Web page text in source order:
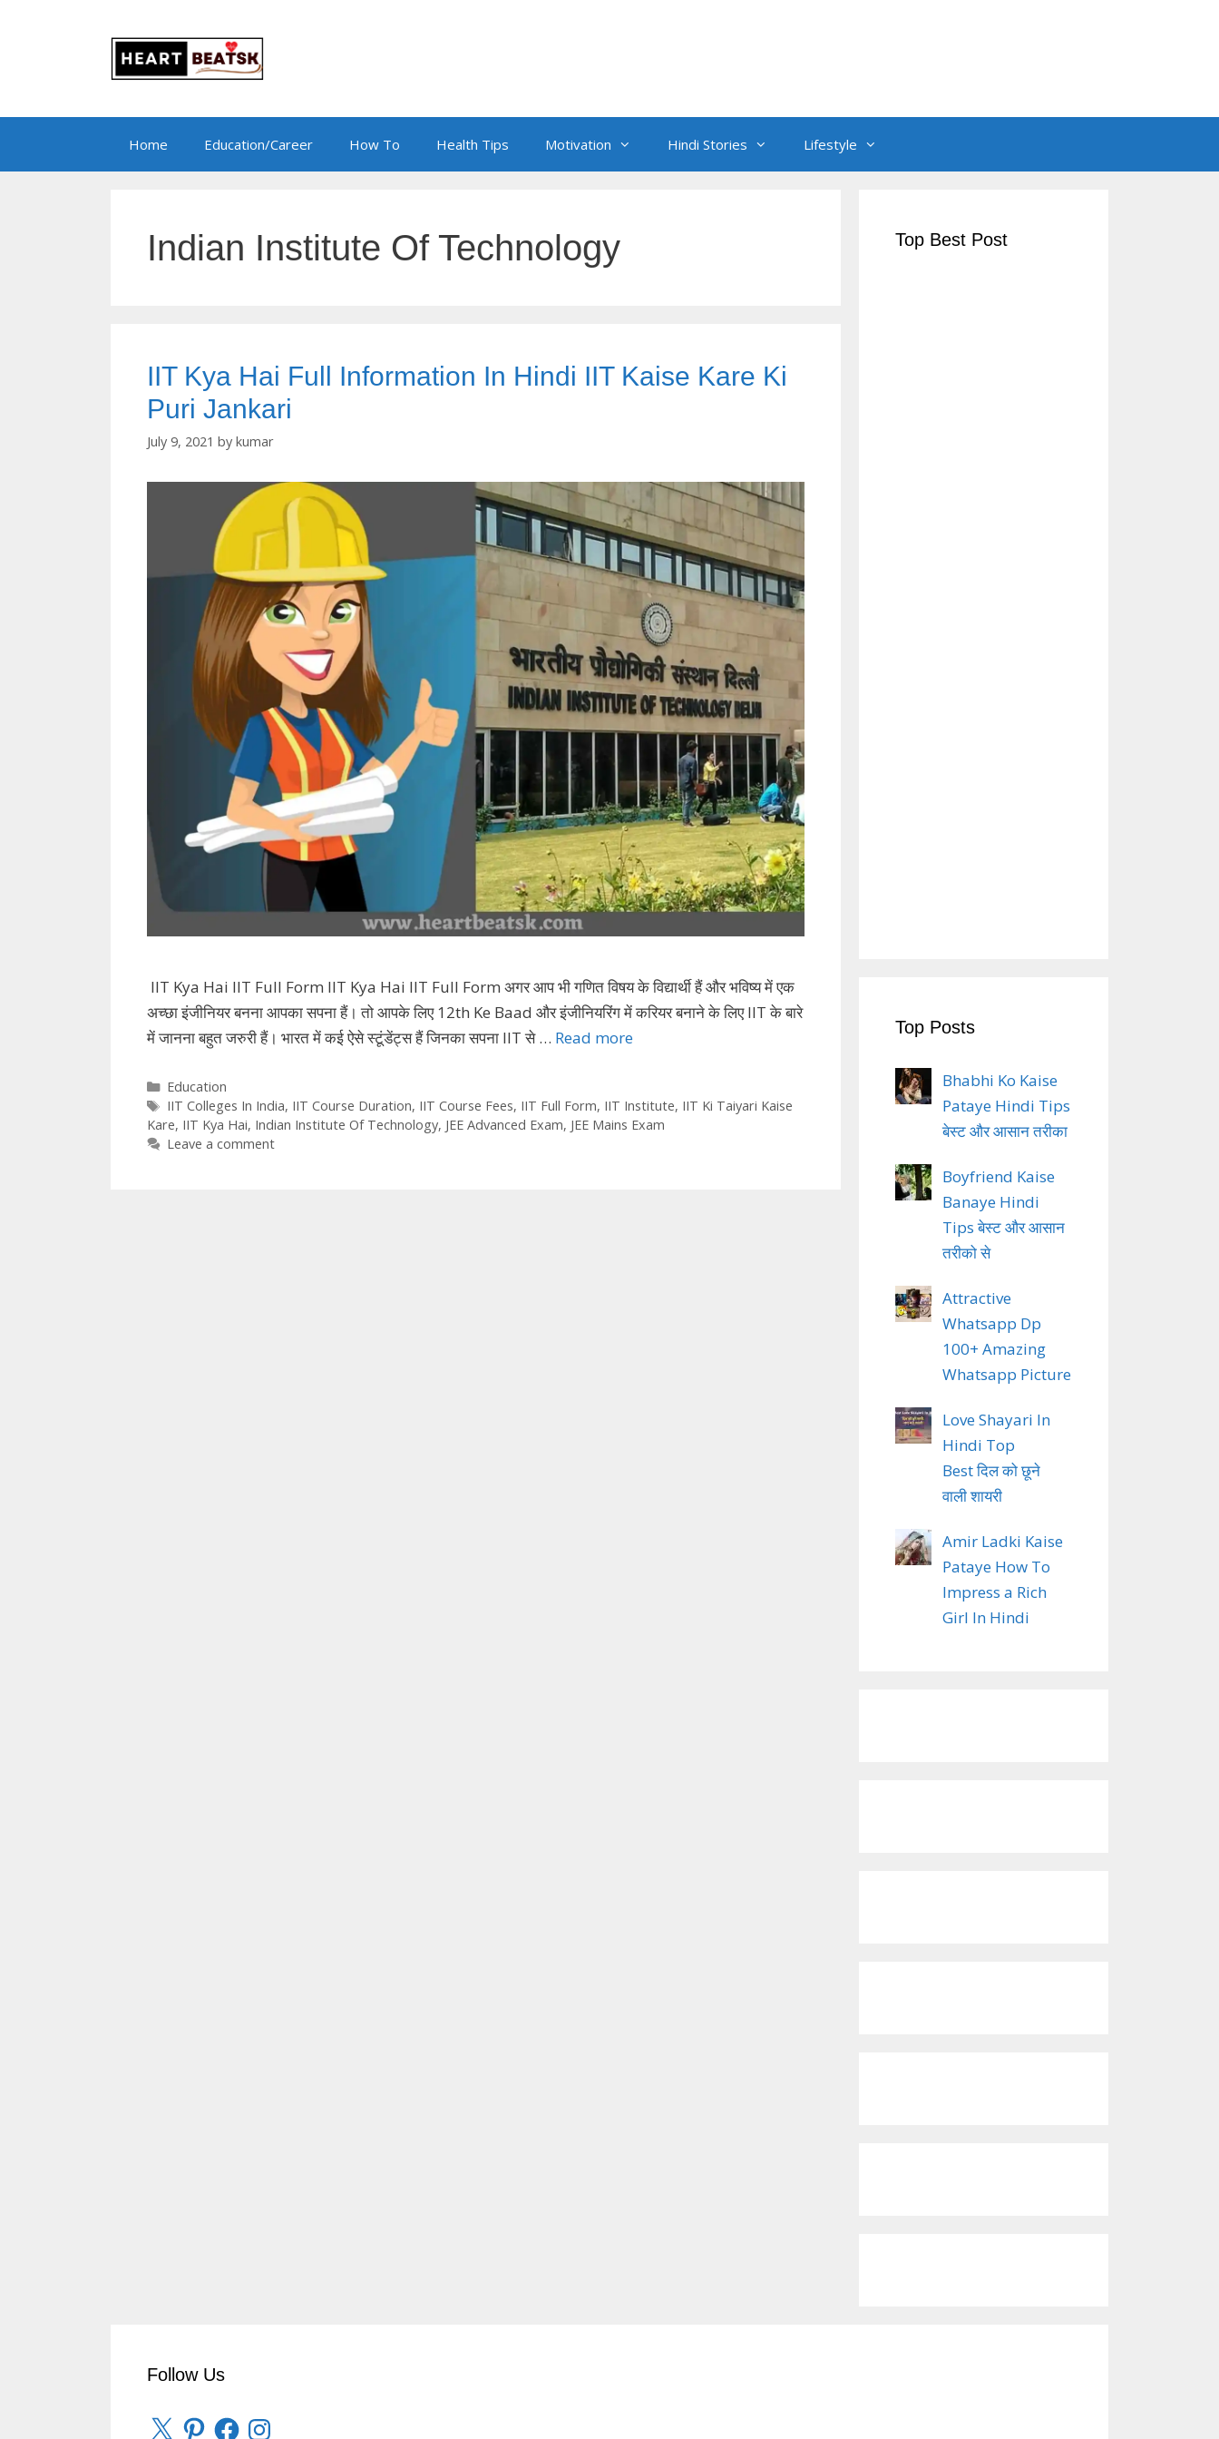
Home Education/Career How To Health Tips Motivation Hindi Stories Lifestyle
Indian Institute Of Technology
IIT Kya Hai Full Information In Hindi IIT Kaise Kare Ki
Puri Jankari
July 9, 2021 by kumar
IIT Kya Hai IIT Full Form IIT Kya Hai IIT Full Form अगर आप भी गणित विषय के विद्यार्थी हैं और भविष्य में एक
अच्छा इंजीनियर बनना आपका सपना हैं। तो आपके लिए 12th Ke Baad और इंजीनियरिंग में करियर बनाने के लिए IIT के बारे
में जानना बहुत जरुरी हैं। भारत में कई ऐसे स्टूंडेंट्स हैं जिनका सपना IIT से … Read more
Categories
Education
Tags
IIT Colleges In India, IIT Course Duration, IIT Course Fees, IIT Full Form, IIT Institute, IIT Ki Taiyari Kaise
Kare, IIT Kya Hai, Indian Institute Of Technology, JEE Advanced Exam, JEE Mains Exam
Leave a comment
Top Best Post
Top Posts
Bhabhi Ko Kaise
Pataye Hindi Tips
बेस्ट और आसान तरीका
Boyfriend Kaise
Banaye Hindi
Tips बेस्ट और आसान
तरीको से
Attractive
Whatsapp Dp
100+ Amazing
Whatsapp Picture
Love Shayari In
Hindi Top
Best दिल को छूने
वाली शायरी
Amir Ladki Kaise
Pataye How To
Impress a Rich
Girl In Hindi
Follow Us
X PinterestFacebookInstagram